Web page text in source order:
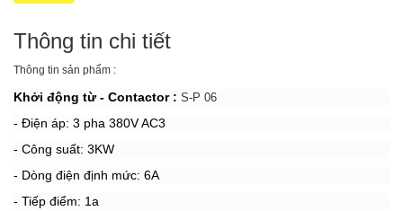
Thông tin chi tiết
Thông tin sản phẩm :
Khởi động từ - Contactor : S-P 06
- Điện áp: 3 pha 380V AC3
- Công suất: 3KW
- Dòng điện định mức: 6A
- Tiếp điểm: 1a